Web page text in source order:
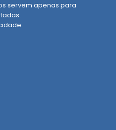
servem apenas para
.